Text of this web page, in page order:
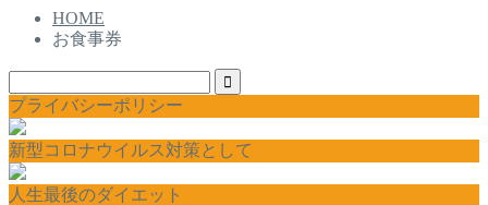
HOME
お食事券
プライバシーポリシー
新型コロナウイルス対策として
人生最後のダイエット